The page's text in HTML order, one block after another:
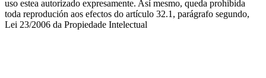
uso estea autorizado expresamente. Así mesmo, queda prohibida
toda reprodución aos efectos do artículo 32.1, parágrafo segundo,
Lei 23/2006 da Propiedade Intelectual